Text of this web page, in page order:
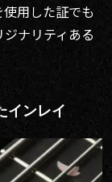
用した証でも
ナリティある
インレイ